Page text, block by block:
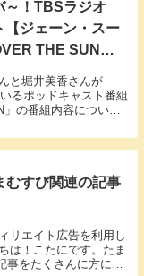
～！TBSラジオ
【ジェーン・スー
THE SUN】
と堀井美香さんが
るポッドキャスト番組
」の番組内容について
！
むすび関連の記事
リエイト広告を利用し
は！こたにです。たま
事をたくさんに方にご